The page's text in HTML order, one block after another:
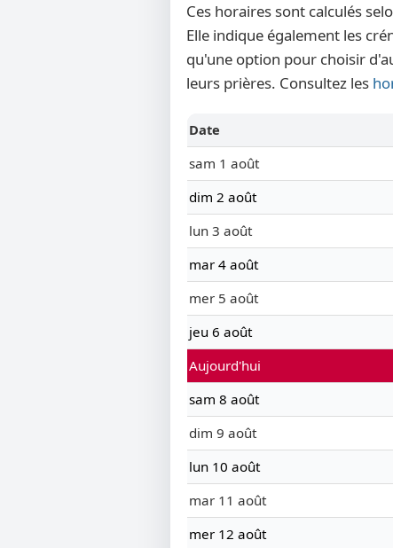
Ces horaires sont calculés
Elle indique également les
qu'une option pour choisir
leurs prières. Consultez les
Date
sam 1 août
dim 2 août
lun 3 août
mar 4 août
mer 5 août
jeu 6 août
Aujourd'hui
sam 8 août
dim 9 août
lun 10 août
mar 11 août
mer 12 août